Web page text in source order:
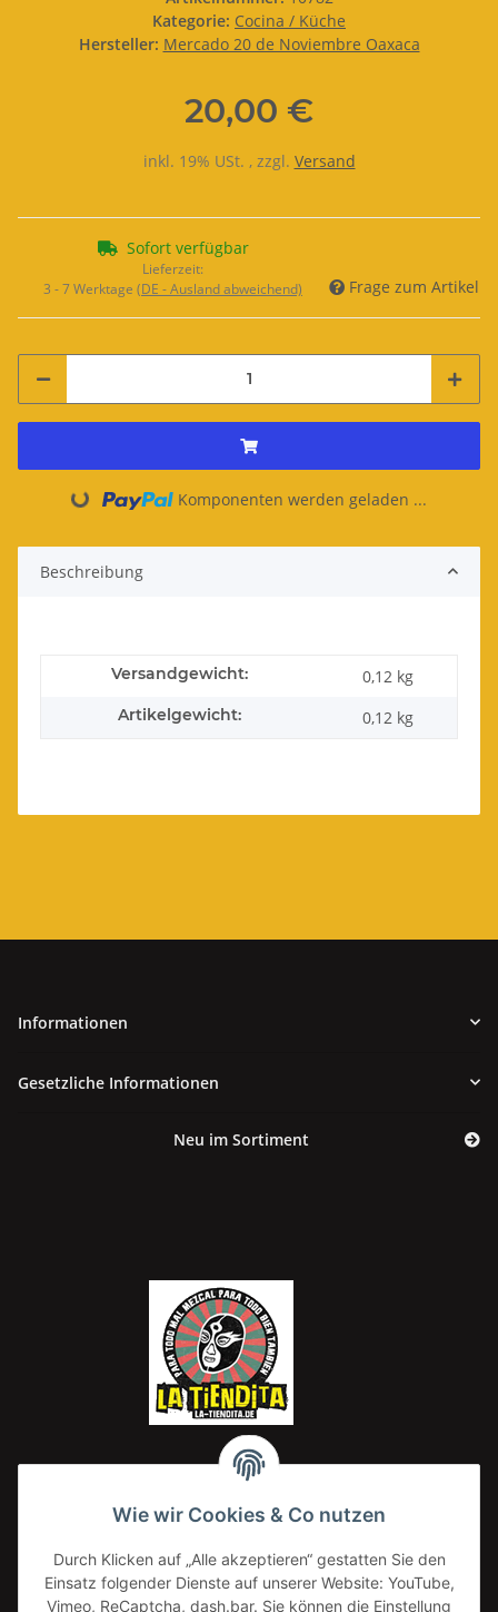
Kategorie: Cocina / Küche
Hersteller: Mercado 20 de Noviembre Oaxaca
20,00 €
inkl. 19% USt. , zzgl. Versand
Sofort verfügbar
Lieferzeit:
3 - 7 Werktage (DE - Ausland abweichend) Frage zum Artikel
Loading... Komponenten werden geladen ...
Beschreibung
Versandgewicht: 0,12 kg
Artikelgewicht: 0,12 kg
Informationen
Gesetzliche Informationen
Neu im Sortiment
Lemon Drop
20,00 €*
20,00 € pro 1 kg
Wie wir Cookies & Co nutzen
Durch Klicken auf „Alle akzeptieren“ gestatten Sie den
Einsatz folgender Dienste auf unserer Website: YouTube,
Vimeo, ReCaptcha, dash.bar. Sie können die Einstellung